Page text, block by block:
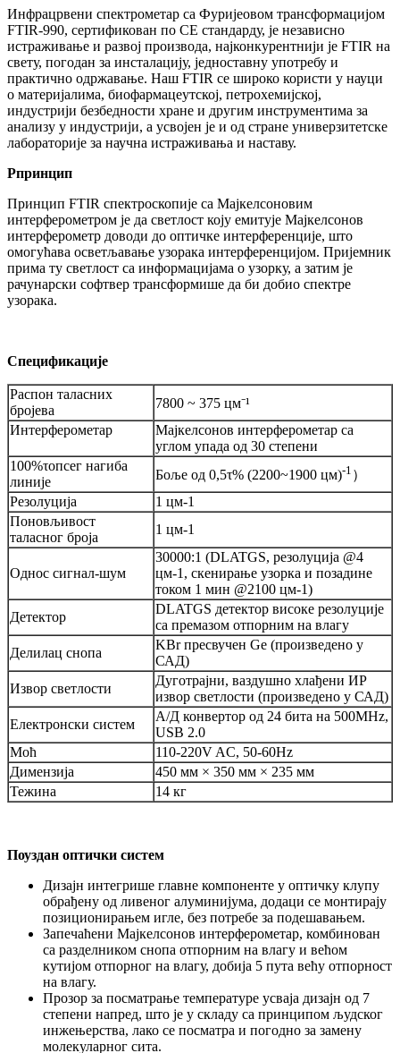
Инфрацрвени спектрометар са Фуријеовом трансформацијом
FTIR-990, сертификован по CE стандарду, је независно
истраживање и развој производа, најконкурентнији је FTIR на
свету, погодан за инсталацију, једноставну употребу и
практично одржавање. Наш FTIR се широко користи у науци
о материјалима, биофармацеутској, петрохемијској,
индустрији безбедности хране и другим инструментима за
анализу у индустрији, а усвојен је и од стране универзитетске
лабораторије за научна истраживања и наставу.
Pпринцип
Принцип FTIR спектроскопије са Мајкелсоновим
интерферометром је да светлост коју емитује Мајкелсонов
интерферометр доводи до оптичке интерференције, што
омогућава осветљавање узорака интерференцијом. Пријемник
прима ту светлост са информацијама о узорку, а затим је
рачунарски софтвер трансформише да би добио спектре
узорака.
Спецификације
Распон таласних
бројева
7800 ~ 375 цм⁻¹
Интерферометар
Мајкелсонов интерферометар са
углом упада од 30 степени
100%τопсег нагиба
линије
Боље од 0,5τ% (2200~1900 цм)-1 ）
Резолуција
1 цм-1
Поновљивост
таласног броја
1 цм-1
Однос сигнал-шум
30000:1 (DLATGS, резолуција @4
цм-1, скенирање узорка и позадине
током 1 мин @2100 цм-1)
Детектор
DLATGS детектор високе резолуције
са премазом отпорним на влагу
Делилац снопа
KBr пресвучен Ge (произведено у
САД)
Извор светлости
Дуготрајни, ваздушно хлађени ИР
извор светлости (произведено у САД)
Електронски систем
А/Д конвертор од 24 бита на 500MHz,
USB 2.0
Моћ
110-220V AC, 50-60Hz
Димензија
450 мм × 350 мм × 235 мм
Тежина
14 кг
Поуздан оптички систем
Дизајн интегрише главне компоненте у оптичку клупу
обрађену од ливеног алуминијума, додаци се монтирају
позиционирањем игле, без потребе за подешавањем.
Запечаћени Мајкелсонов интерферометар, комбинован
са разделником снопа отпорним на влагу и већом
кутијом отпорног на влагу, добија 5 пута већу отпорност
на влагу.
Прозор за посматрање температуре усваја дизајн од 7
степени напред, што је у складу са принципом људског
инжењерства, лако се посматра и погодно за замену
молекуларног сита.